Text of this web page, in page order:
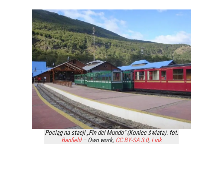
Pociąg na stacji „Fin del Mundo” (Koniec świata). fot.
Banfield– Own work, CC BY-SA 3.0, Link